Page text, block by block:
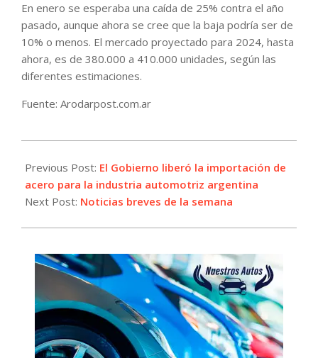
En enero se esperaba una caída de 25% contra el año
pasado, aunque ahora se cree que la baja podría ser de
10% o menos. El mercado proyectado para 2024, hasta
ahora, es de 380.000 a 410.000 unidades, según las
diferentes estimaciones.
Fuente: Arodarpost.com.ar
08-
29
Previous Post: El Gobierno liberó la importación de
acero para la industria automotriz argentina
Next Post: Noticias breves de la semana